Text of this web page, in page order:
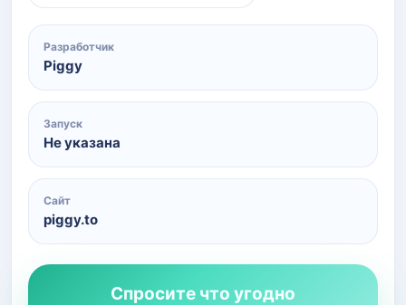
Разработчик
Piggy
Запуск
Не указана
Сайт
piggy.to
Спросите что угодно